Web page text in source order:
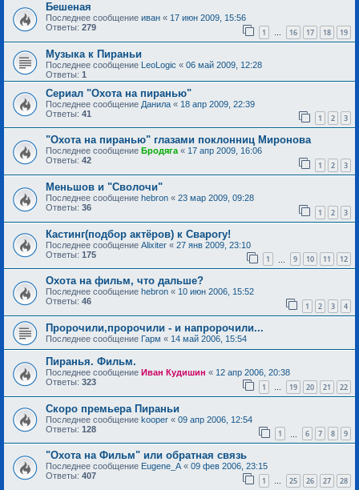
Бешеная
Последнее сообщение иван « 17 июн 2009, 15:56
Ответы: 279 1 … 16 17 18 19
Музыка к Пираньи
Последнее сообщение LeoLogic « 06 май 2009, 12:28
Ответы: 1
Сериал "Охота на пиранью"
Последнее сообщение Данила « 18 апр 2009, 22:39
Ответы: 41 1 2 3
"Охота на пиранью" глазами поклонниц Миронова
Последнее сообщение Бродяга« 17 апр 2009, 16:06
Ответы: 42 1 2 3
Меньшов и "Сволочи"
Последнее сообщение hebron « 23 мар 2009, 09:28
Ответы: 36 1 2 3
Кастинг(подбор актёров) к Сварогу!
Последнее сообщение Alixiter « 27 янв 2009, 23:10
Ответы: 175 1 9 10 11 12
Охота на фильм, что дальше?
Последнее сообщение hebron « 10 июн 2006, 15:52
Ответы: 46 1 2 3 4
Пророчили,пророчили - и напророчили...
Последнее сообщение Гарм « 14 май 2006, 15:54
Пиранья. Фильм.
Последнее сообщение Иван Кудишин « 12 апр 2006, 20:38
Ответы: 323 1 … 19 20 21 22
Скоро премьера Пираньи
Последнее сообщение kooper « 09 апр 2006, 12:54
Ответы: 128 1 6 7 8 9
"Охота на Фильм" или обратная связь
Последнее сообщение Eugene_A « 09 фев 2006, 23:15
Ответы: 407 1 … 25 26 27 28